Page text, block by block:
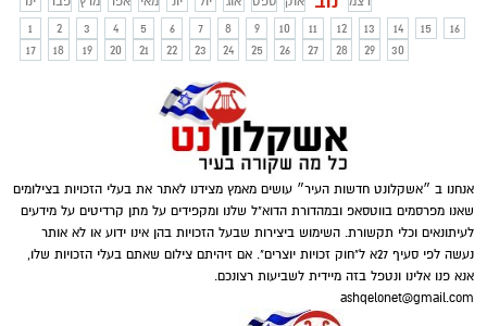
לעצמם לרכוש נתחי בשר במחיר של.... 170
יורו לקילו...
1
2 3 4 5 6 7 8 9 10 11 12 13 14 15
16
17
18 19 20 21 22 23 24 25 26 27 28 29 30
אנחנו ב ״אשקלונט חדשות העיר״ עושים מאמץ מצידנו לאתר את בעלי הזכויות בצילומים
שאנו מפרסמים בווטסאפ ובמהדורת הדוא"ל שלנו ומקפידים על מתן קרדיטים על מידעים
לעיתונאים וכלי תקשורת. השימוש ביצירות שבעל הזכויות בהן אינו ידוע או לא אותר
נעשה לפי סעיף 27א ל"חוק זכויות יוצרים". אם זיהיתם צילום שאתם בעלי הזכויות שלו,
אנא פנו אלינו ונטפל בזה מיידית לשביעות רצונכם.
ashqelonet@gmail.com